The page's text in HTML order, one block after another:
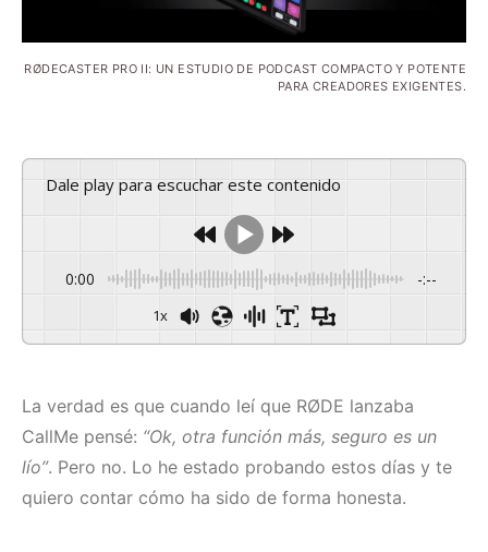
RØDECASTER PRO II: UN ESTUDIO DE PODCAST COMPACTO Y POTENTE
PARA CREADORES EXIGENTES.
Dale play para escuchar este contenido
0:00 -:--
1x
La verdad es que cuando leí que RØDE lanzaba
CallMe pensé: “Ok, otra función más, seguro es un
lío”. Pero no. Lo he estado probando estos días y te
quiero contar cómo ha sido de forma honesta.